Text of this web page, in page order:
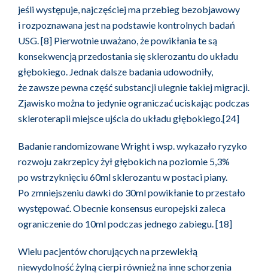
jeśli występuje, najczęściej ma przebieg bezobjawowy
i rozpoznawana jest na podstawie kontrolnych badań
USG. [8] Pierwotnie uważano, że powikłania te są
konsekwencją przedostania się sklerozantu do układu
głębokiego. Jednak dalsze badania udowodniły,
że zawsze pewna część substancji ulegnie takiej migracji.
Zjawisko można to jedynie ograniczać uciskając podczas
skleroterapii miejsce ujścia do układu głębokiego.[24]
Badanie randomizowane Wright i wsp. wykazało ryzyko
rozwoju zakrzepicy żył głębokich na poziomie 5,3%
po wstrzyknięciu 60ml sklerozantu w postaci piany.
Po zmniejszeniu dawki do 30ml powikłanie to przestało
występować. Obecnie konsensus europejski zaleca
ograniczenie do 10ml podczas jednego zabiegu. [18]
Wielu pacjentów chorujących na przewlekłą
niewydolność żylną cierpi również na inne schorzenia